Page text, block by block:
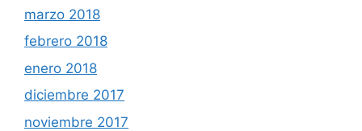
marzo 2018
febrero 2018
enero 2018
diciembre 2017
noviembre 2017